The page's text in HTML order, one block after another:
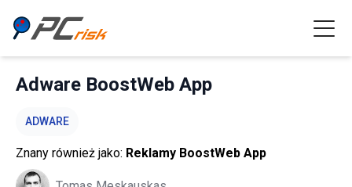
Adware BoostWeb App
ADWARE
Znany również jako: Reklamy BoostWeb App